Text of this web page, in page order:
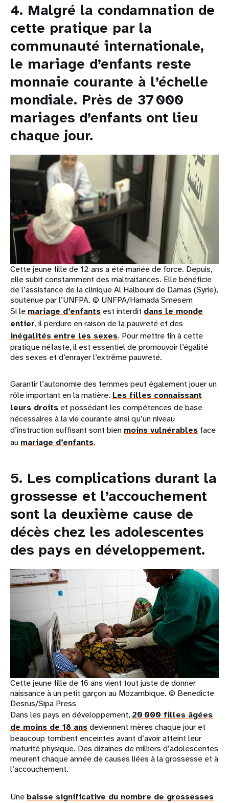
4. Malgré la condamnation de
cette pratique par la
communauté internationale,
le mariage d’enfants reste
monnaie courante à l’échelle
mondiale. Près de 37 000
mariages d’enfants ont lieu
chaque jour.
Cette jeune fille de 12 ans a été mariée de force. Depuis,
elle subit constamment des maltraitances. Elle bénéficie
de l’assistance de la clinique Al Halbouni de Damas (Syrie),
soutenue par l’UNFPA. © UNFPA/Hamada Smesem
Si le mariage d’enfants est interdit dans le monde
entier, il perdure en raison de la pauvreté et des
inégalités entre les sexes. Pour mettre fin à cette
pratique néfaste, il est essentiel de promouvoir l’égalité
des sexes et d’enrayer l’extrême pauvreté.
Garantir l’autonomie des femmes peut également jouer un
rôle important en la matière. Les filles connaissant
leurs droits et possédant les compétences de base
nécessaires à la vie courante ainsi qu’un niveau
d’instruction suffisant sont bien moins vulnérables face
au mariage d’enfants.
5. Les complications durant la
grossesse et l’accouchement
sont la deuxième cause de
décès chez les adolescentes
des pays en développement.
Cette jeune fille de 16 ans vient tout juste de donner
naissance à un petit garçon au Mozambique. © Benedicte
Desrus/Sipa Press
Dans les pays en développement, 20 000 filles âgées
de moins de 18 ansdeviennent mères chaque jour et
beaucoup tombent enceintes avant d’avoir atteint leur
maturité physique. Des dizaines de milliers d’adolescentes
meurent chaque année de causes liées à la grossesse et à
l’accouchement.
Une baisse significative du nombre de grossesses